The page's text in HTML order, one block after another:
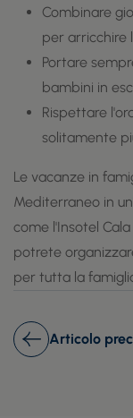
Combinare
per arricchire
Portare
bambini in
Rispettare
solitamente
Le vacanze in
Mediterraneo in
come l'Insotel
potrete
per tutta la
Articolo